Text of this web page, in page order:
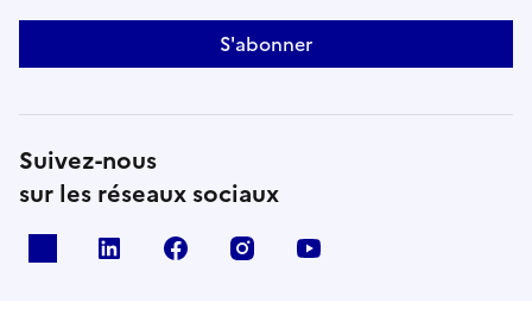
S'abonner
Suivez-nous
sur les réseaux sociaux
Linkedin Facebook Instagram